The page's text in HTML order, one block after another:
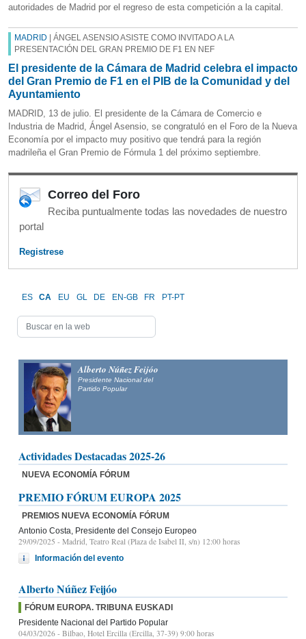
autoridades de Madrid por el regreso de esta competición a la capital.
MADRID | ÁNGEL ASENSIO ASISTE COMO INVITADO A LA
PRESENTACIÓN DEL GRAN PREMIO DE F1 EN NEF
El presidente de la Cámara de Madrid celebra el impacto
del Gran Premio de F1 en el PIB de la Comunidad y del
Ayuntamiento
MADRID, 13 de julio. El presidente de la Cámara de Comercio e
Industria de Madrid, Ángel Asensio, se congratuló en el Foro de la Nueva
Economía por el impacto muy positivo que tendrá para la región
madrileña el Gran Premio de Fórmula 1 del próximo septiembre.
Correo del Foro
Reciba puntualmente todas las novedades de nuestro
portal
Registrese
ES CA EU GL DE EN-GB FR PT-PT
Alberto Núñez Feijóo
Presidente Nacional del
Partido Popular
Actividades Destacadas 2025-26
NUEVA ECONOMÍA FÓRUM
PREMIO FÓRUM EUROPA 2025
PREMIOS NUEVA ECONOMÍA FÓRUM
Antonio Costa, Presidente del Consejo Europeo
29/09/2025 - Madrid, Teatro Real (Plaza de Isabel II, s/n) 12:00 horas
Información del evento
Alberto Núñez Feijóo
FÓRUM EUROPA. TRIBUNA EUSKADI
Presidente Nacional del Partido Popular
04/03/2026 - Bilbao, Hotel Ercilla (Ercilla, 37-39) 9:00 horas